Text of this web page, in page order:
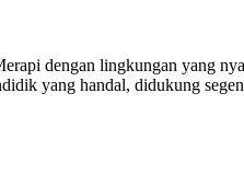
dengan lingkungan yang
yang handal, didukung